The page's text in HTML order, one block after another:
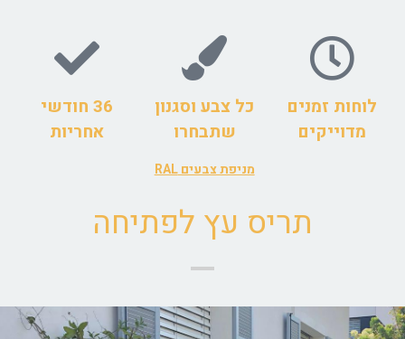
לוחות זמנים
מדוייקים
כל צבע וסגנון
שתבחרו
מניפת צבעים RAL
36 חודשי
אחריות
תריס עץ לפתיחה